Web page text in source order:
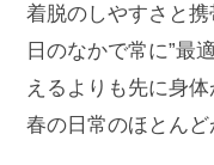
着脱のしやすさと
日のなかで常に”最
えるよりも先に身
春の日常のほとんど